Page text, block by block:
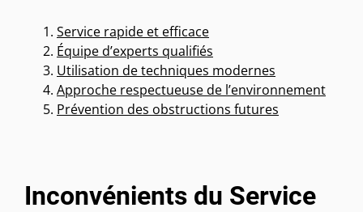
Service rapide et efficace
Équipe d’experts qualifiés
Utilisation de techniques modernes
Approche respectueuse de l’environnement
Prévention des obstructions futures
Inconvénients du Service